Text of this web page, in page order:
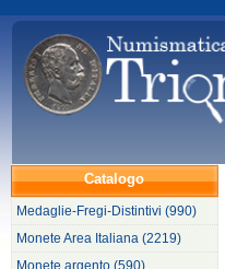
Catalogo
Medaglie-Fregi-Distintivi (990)
Monete Area Italiana (2219)
Monete argento (590)